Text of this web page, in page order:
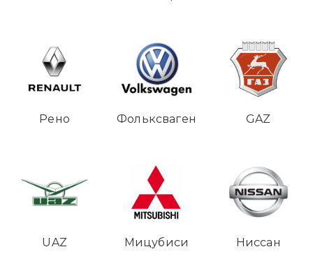
Рено Фольксваген GAZ
UAZ Мицубиси Ниссан